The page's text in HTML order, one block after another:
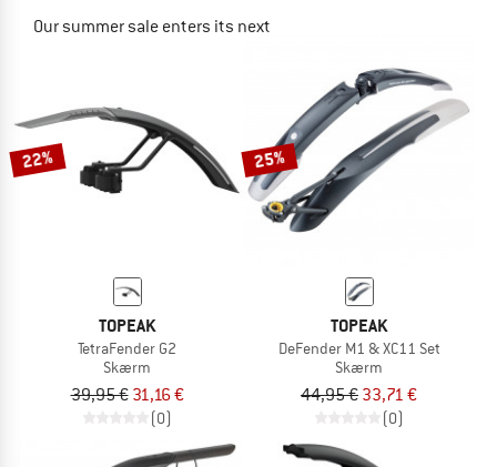
Our summer sale enters its next
TO THE SALE
22%
TOPEAK
TetraFender G2
Skærm
39,95 € 31,16 €
(0)
25%
TOPEAK
DeFender M1 & XC11 Set
Skærm
44,95 € 33,71 €
(0)